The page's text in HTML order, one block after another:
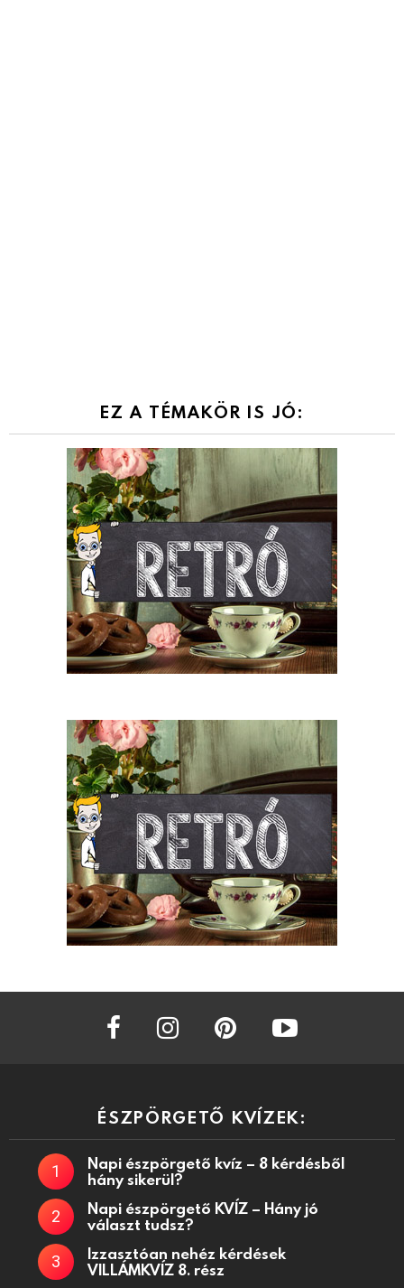
EZ A TÉMAKÖR IS JÓ:
facebook instagram
ÉSZPÖRGETŐ KVÍZEK:
Napi észpörgető kvíz – 8 kérdésből
hány sikerül?
Napi észpörgető KVÍZ – Hány jó
választ tudsz?
Izzasztóan nehéz kérdések
VILLÁMKVÍZ 8. rész